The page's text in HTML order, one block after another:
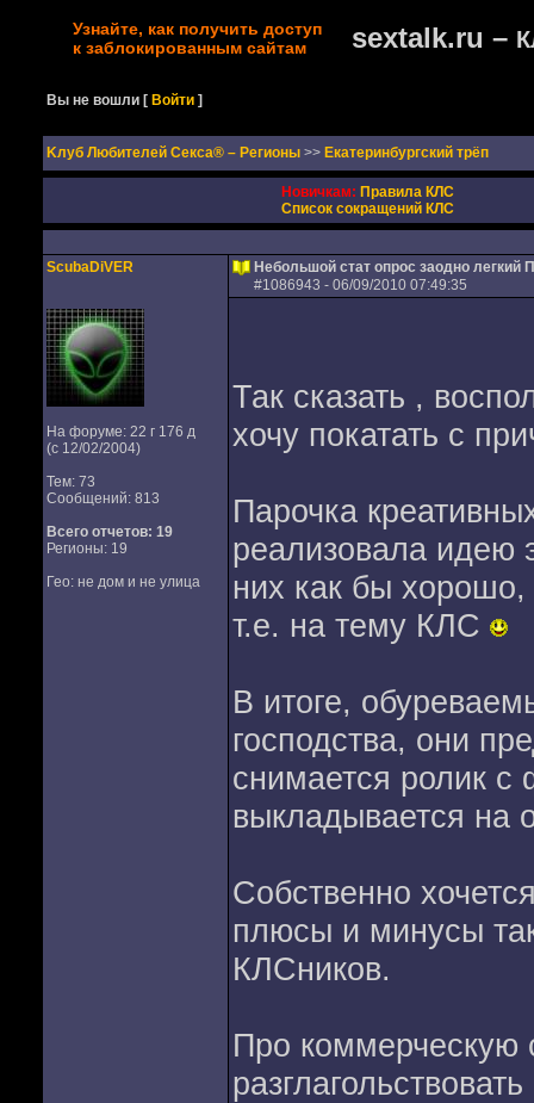
Узнайте, как получить доступ
к заблокированным сайтам
sextalk.ru –
Вы не вошли [Войти ]
Kлуб Любителей Секса® – Регионы >> Екатеринбургский трёп
Новичкам: Правила КЛС
Список сокращений КЛС
ScubaDiVER
На форуме: 22 г 176 д
(с 12/02/2004)
Тем: 73
Сообщений: 813
Всего отчетов: 19
Регионы: 19
Гео: не дом и не улица
Небольшой стат опрос заодно легкий
#1086943 - 06/09/2010 07:49:35
Так сказать ,
хочу покатать с
Парочка
реализовала идею
них как бы
т.е. на тему КЛС
В итоге,
господства, они
снимается ролик с
выкладывается на
Собственно
плюсы и минусы
КЛСников.
Про коммерческую